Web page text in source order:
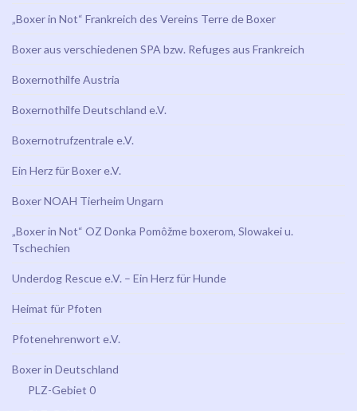
„Boxer in Not“ Frankreich des Vereins Terre de Boxer
Boxer aus verschiedenen SPA bzw. Refuges aus Frankreich
Boxernothilfe Austria
Boxernothilfe Deutschland e.V.
Boxernotrufzentrale e.V.
Ein Herz für Boxer e.V.
Boxer NOAH Tierheim Ungarn
„Boxer in Not“ OZ Donka Pomôžme boxerom, Slowakei u.
Tschechien
Underdog Rescue e.V. – Ein Herz für Hunde
Heimat für Pfoten
Pfotenehrenwort e.V.
Boxer in Deutschland
PLZ-Gebiet 0